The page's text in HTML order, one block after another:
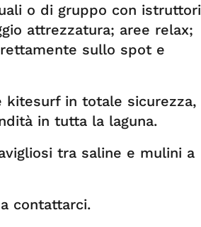
o di gruppo con istruttori
attrezzatura; aree relax;
sullo spot e
kitesurf in totale sicurezza,
in tutta la laguna.
tra saline e mulini a
contattarci.